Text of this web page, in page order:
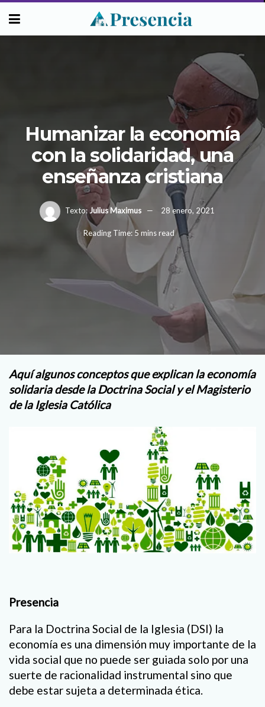
Humanizar la economía
con la solidaridad, una
enseñanza cristiana
Texto: Julius Maximus 28 enero, 2021
Reading Time: 5 mins read
Aquí algunos conceptos que explican la economía
solidaria desde la Doctrina Social y el Magisterio
de la Iglesia Católica
Presencia
Para la Doctrina Social de la Iglesia (DSI) la
economía es una dimensión muy importante de la
vida social que no puede ser guiada solo por una
suerte de racionalidad instrumental sino que
debe estar sujeta a determinada ética.